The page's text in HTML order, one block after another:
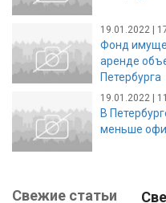
19.01.2022 |
Фонд
аренде
Петербурга
19.01.2022 |
В
меньше
Свежие статьи